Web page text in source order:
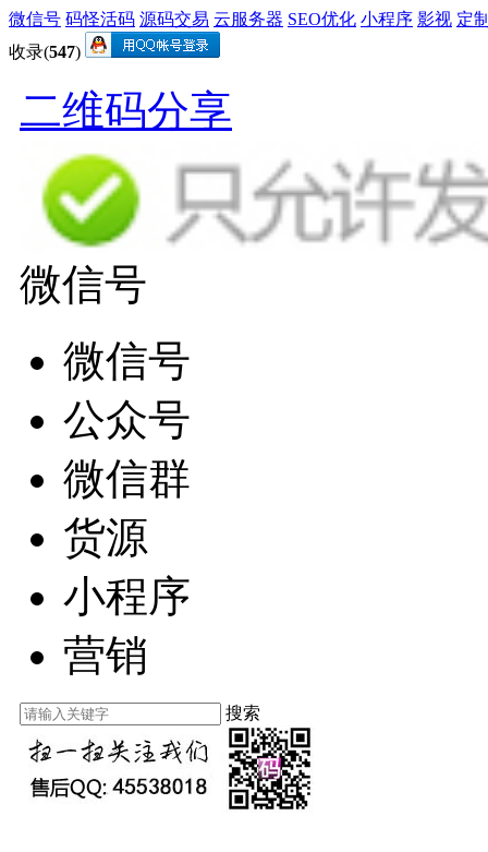
微信号 码怪活码 源码交易 云服务器 SEO优化 小程序 影视 定
收录(547)
二维码分享
微信号
微信号
公众号
微信群
货源
小程序
营销
搜索